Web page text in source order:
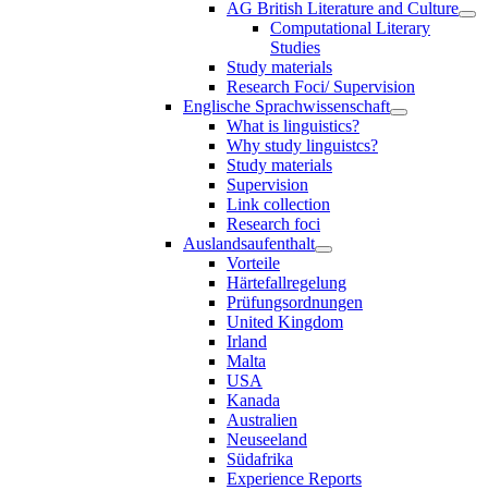
AG British Literature and Culture
Computational Literary
Studies
Study materials
Research Foci/ Supervision
Englische Sprachwissenschaft
What is linguistics?
Why study linguistcs?
Study materials
Supervision
Link collection
Research foci
Auslandsaufenthalt
Vorteile
Härtefallregelung
Prüfungsordnungen
United Kingdom
Irland
Malta
USA
Kanada
Australien
Neuseeland
Südafrika
Experience Reports